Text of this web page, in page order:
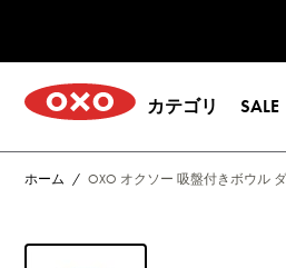
カテゴリ
SALE
ホーム / OXO オクソー 吸盤付きボウル